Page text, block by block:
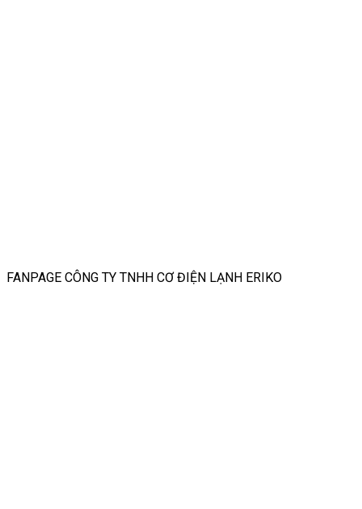
FANPAGE CÔNG TY TNHH CƠ ĐIỆN LẠNH ERIKO